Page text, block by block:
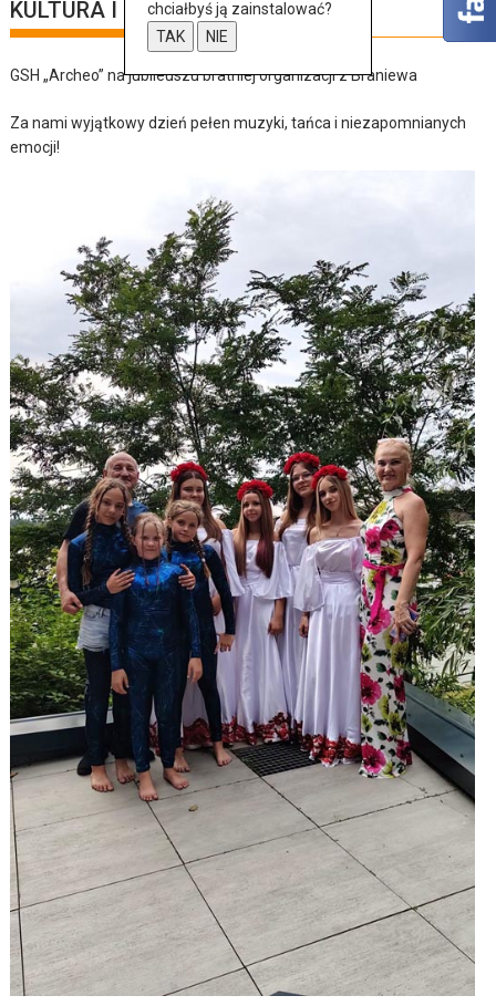
KULTURA I SZTUKA
GSH „Archeo” na jubileuszu bratniej organizacji z Braniewa
Za nami wyjątkowy dzień pełen muzyki, tańca i niezapomnianych
emocji!
chciałbyś ją zainstalować?
TAK
NIE